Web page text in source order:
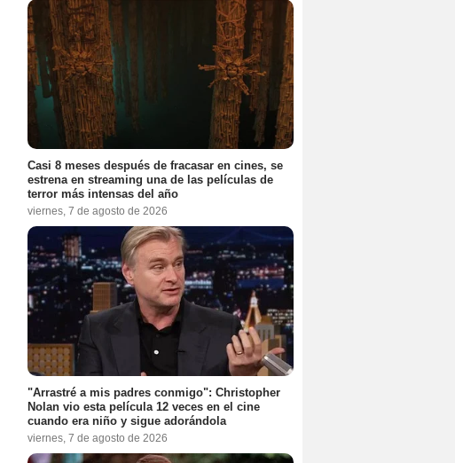
Casi 8 meses después de fracasar en cines, se
estrena en streaming una de las películas de
terror más intensas del año
viernes, 7 de agosto de 2026
"Arrastré a mis padres conmigo": Christopher
Nolan vio esta película 12 veces en el cine
cuando era niño y sigue adorándola
viernes, 7 de agosto de 2026